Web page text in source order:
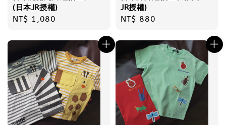
(日本JR授權)
Regular
NT$ 1,080
JR授權)
Regular
NT$ 880